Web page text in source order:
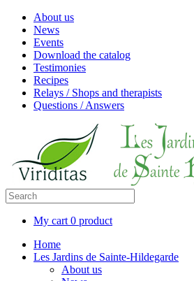
About us
News
Events
Download the catalog
Testimonies
Recipes
Relays / Shops and therapists
Questions / Answers
My cart 0 product
Home
Les Jardins de Sainte-Hildegarde
About us